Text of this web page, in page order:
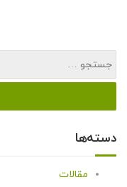
دسته‌ها
مقالات